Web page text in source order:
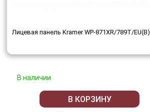
Лицевая панель Kramer WP-871XR/789T/EU(B)
В наличии
В КОРЗИНУ